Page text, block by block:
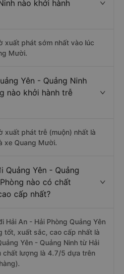
nào khởi hành
xuất phát sớm nhất vào lúc
Mười.
Yên - Quảng Ninh
nào khởi hành trễ
xuất phát trễ (muộn) nhất là
xe Quang Mười.
Quảng Yên - Quảng
nào có chất
cấp nhất?
Hải An - Hải Phòng Quảng Yên
tốt, xuất sắc, cao cấp nhất là
Yên - Quảng Ninh từ Hải
chất lượng là 4.7/5 dựa trên